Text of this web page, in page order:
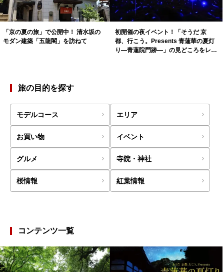
「京の夏の旅」で公開中！ 清水坂の
モダン建築「五龍閣」を訪ねて
初開催の夜イベント！「そうだ 京
都、行こう。Presents 青蓮華の夏灯
り—青蓮院門跡—」の見どころをレポ
旅の目的を探す
モデルコース エリア
お買い物 イベント
グルメ 寺院・神社
桜情報 紅葉情報
コンテンツ一覧